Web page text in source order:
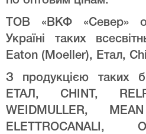
ТОВ «ВКФ «Север»
Україні таких
Eaton (Moeller), Етал,
З продукцією таких
ЕТАЛ, CHINT,
WEIDMULLER,
ELETTROCANALI,